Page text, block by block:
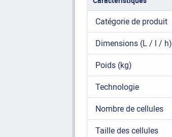
Catégorie de produit
Dimensions (L / l / h)
Poids (kg)
Technologie
Nombre de cellules
Taille des cellules